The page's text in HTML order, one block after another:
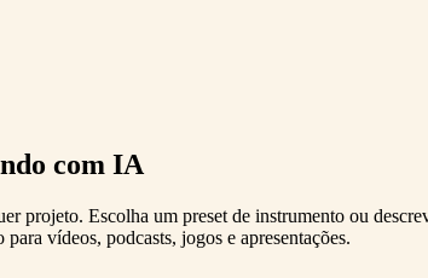
com IA
projeto. Escolha um preset de instrumento ou
vídeos, podcasts, jogos e apresentações.